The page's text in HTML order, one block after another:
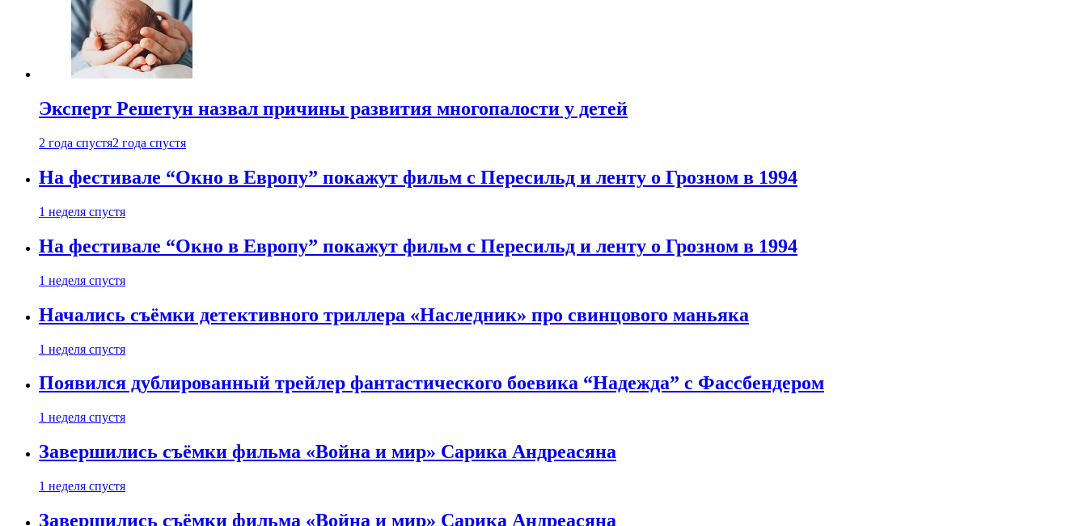
Эксперт Решетун назвал причины развития многопалости у детей
2 года спустя2 года спустя
На фестивале “Окно в Европу” покажут фильм с Пересильд и ленту о Грозном в 1994
1 неделя спустя
На фестивале “Окно в Европу” покажут фильм с Пересильд и ленту о Грозном в 1994
1 неделя спустя
Начались съёмки детективного триллера «Наследник» про свинцового маньяка
1 неделя спустя
Появился дублированный трейлер фантастического боевика “Надежда” с Фассбендером
1 неделя спустя
Завершились съёмки фильма «Война и мир» Сарика Андреасяна
1 неделя спустя
Завершились съёмки фильма «Война и мир» Сарика Андреасяна